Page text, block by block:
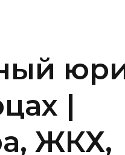
|
ЖКХ,